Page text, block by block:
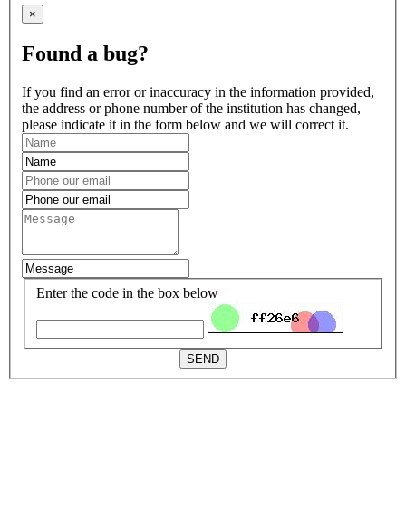
×
Found a bug?
If you find an error or inaccuracy in the information provided,
the address or phone number of the institution has changed,
please indicate it in the form below and we will correct it.
Enter the code in the box below
SEND